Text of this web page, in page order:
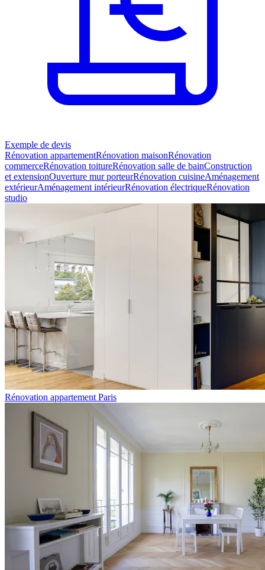
Exemple de devis
Rénovation appartementRénovation maisonRénovation
commerceRénovation toitureRénovation salle de bainConstruction
et extensionOuverture mur porteurRénovation cuisineAménagement
extérieurAménagement intérieurRénovation électriqueRénovation
studio
Rénovation appartement Paris